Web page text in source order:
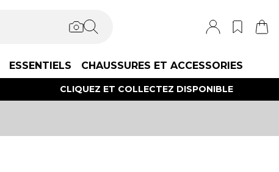
ESSENTIELS CHAUSSURES ET ACCESSORIES
CLIQUEZ ET COLLECTEZ DISPONIBLE